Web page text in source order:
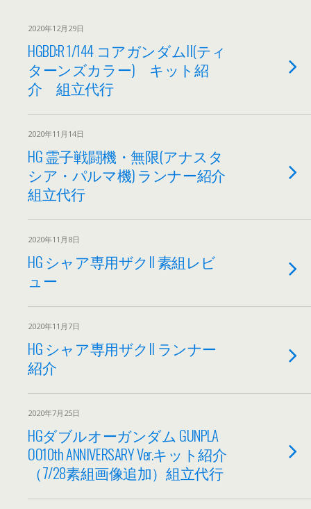
2020年12月29日
HGBD:R 1/144 コアガンダムII(ティ
ターンズカラー) キット紹
介 組立代行
2020年11月14日
HG 霊子戦闘機・無限(アナスタ
シア・パルマ機) ランナー紹介
組立代行
2020年11月8日
HG シャア専用ザクII 素組レビ
ュー
2020年11月7日
HG シャア専用ザクII ランナー
紹介
2020年7月25日
HGダブルオーガンダム GUNPLA
OO10th ANNIVERSARY Ver.キット紹介
（7/28素組画像追加）組立代行